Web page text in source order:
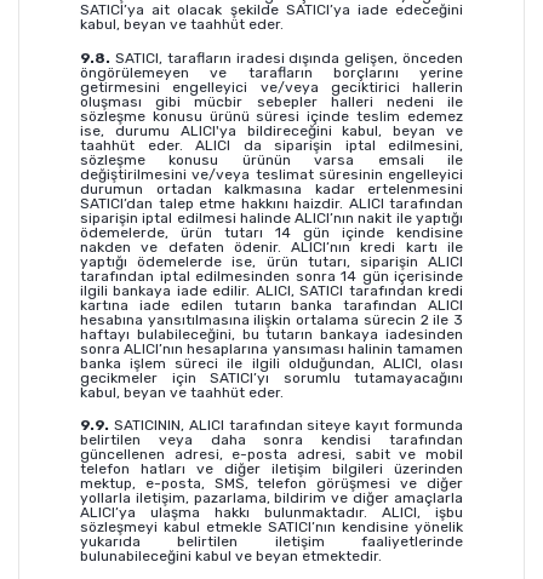
SATICI’ya ait olacak şekilde SATICI’ya iade edeceğini
kabul, beyan ve taahhüt eder.
9.8. SATICI, tarafların iradesi dışında gelişen, önceden
öngörülemeyen ve tarafların borçlarını yerine
getirmesini engelleyici ve/veya geciktirici hallerin
oluşması gibi mücbir sebepler halleri nedeni ile
sözleşme konusu ürünü süresi içinde teslim edemez
ise, durumu ALICI'ya bildireceğini kabul, beyan ve
taahhüt eder. ALICI da siparişin iptal edilmesini,
sözleşme konusu ürünün varsa emsali ile
değiştirilmesini ve/veya teslimat süresinin engelleyici
durumun ortadan kalkmasına kadar ertelenmesini
SATICI’dan talep etme hakkını haizdir. ALICI tarafından
siparişin iptal edilmesi halinde ALICI’nın nakit ile yaptığı
ödemelerde, ürün tutarı 14 gün içinde kendisine
nakden ve defaten ödenir. ALICI’nın kredi kartı ile
yaptığı ödemelerde ise, ürün tutarı, siparişin ALICI
tarafından iptal edilmesinden sonra 14 gün içerisinde
ilgili bankaya iade edilir. ALICI, SATICI tarafından kredi
kartına iade edilen tutarın banka tarafından ALICI
hesabına yansıtılmasına ilişkin ortalama sürecin 2 ile 3
haftayı bulabileceğini, bu tutarın bankaya iadesinden
sonra ALICI’nın hesaplarına yansıması halinin tamamen
banka işlem süreci ile ilgili olduğundan, ALICI, olası
gecikmeler için SATICI’yı sorumlu tutamayacağını
kabul, beyan ve taahhüt eder.
9.9. SATICININ, ALICI tarafından siteye kayıt formunda
belirtilen veya daha sonra kendisi tarafından
güncellenen adresi, e-posta adresi, sabit ve mobil
telefon hatları ve diğer iletişim bilgileri üzerinden
mektup, e-posta, SMS, telefon görüşmesi ve diğer
yollarla iletişim, pazarlama, bildirim ve diğer amaçlarla
ALICI’ya ulaşma hakkı bulunmaktadır. ALICI, işbu
sözleşmeyi kabul etmekle SATICI’nın kendisine yönelik
yukarıda belirtilen iletişim faaliyetlerinde
bulunabileceğini kabul ve beyan etmektedir.